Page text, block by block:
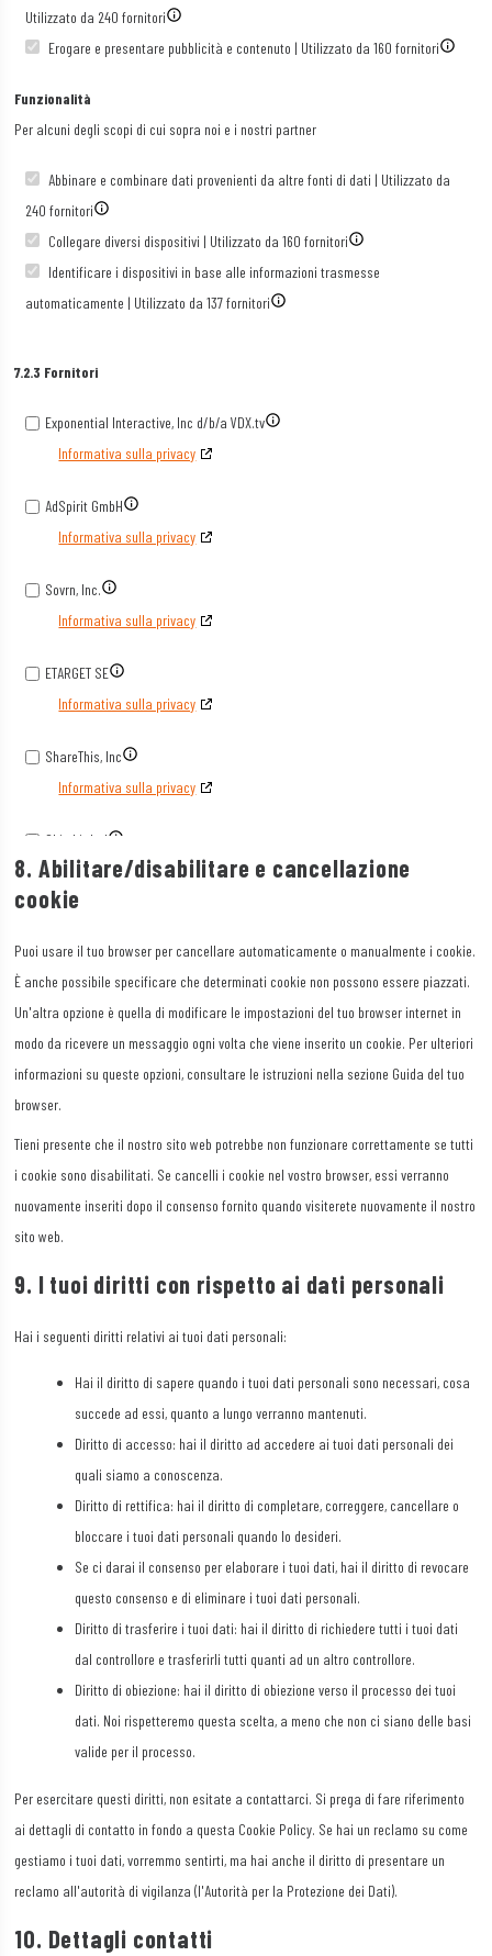
Utilizzato da 240 fornitori
Erogare e presentare pubblicità e contenuto | Utilizzato da 160 fornitori
Funzionalità
Per alcuni degli scopi di cui sopra noi e i nostri partner
Abbinare e combinare dati provenienti da altre fonti di dati | Utilizzato da
240 fornitori
Collegare diversi dispositivi | Utilizzato da 160 fornitori
Identificare i dispositivi in base alle informazioni trasmesse
automaticamente | Utilizzato da 137 fornitori
7.2.3 Fornitori
Exponential Interactive, Inc d/b/a VDX.tv
Informativa sulla privacy
AdSpirit GmbH
Informativa sulla privacy
Sovrn, Inc.
Informativa sulla privacy
ETARGET SE
Informativa sulla privacy
ShareThis, Inc
Informativa sulla privacy
Skimbit Ltd
Informativa sulla privacy
Informativa sulla privacy
Confiant Inc.
Informativa sulla privacy
Rakuten Marketing LLC
Informativa sulla privacy
Informativa sulla privacy
M32 Connect Inc
Comscore B.V.
Informativa sulla privacy
PulsePoint, Inc.
Informativa sulla privacy
Genius Sports UK Limited
Informativa sulla privacy
SCOPE3 SAS
LiveRamp
Informativa sulla privacy
8. Abilitare/disabilitare e cancellazione
cookie
Puoi usare il tuo browser per cancellare automaticamente o manualmente i cookie.
È anche possibile specificare che determinati cookie non possono essere piazzati.
Un'altra opzione è quella di modificare le impostazioni del tuo browser internet in
modo da ricevere un messaggio ogni volta che viene inserito un cookie. Per ulteriori
informazioni su queste opzioni, consultare le istruzioni nella sezione Guida del tuo
browser.
Tieni presente che il nostro sito web potrebbe non funzionare correttamente se tutti
i cookie sono disabilitati. Se cancelli i cookie nel vostro browser, essi verranno
nuovamente inseriti dopo il consenso fornito quando visiterete nuovamente il nostro
sito web.
9. I tuoi diritti con rispetto ai dati personali
Hai i seguenti diritti relativi ai tuoi dati personali:
Hai il diritto di sapere quando i tuoi dati personali sono necessari, cosa
succede ad essi, quanto a lungo verranno mantenuti.
Diritto di accesso: hai il diritto ad accedere ai tuoi dati personali dei
quali siamo a conoscenza.
Diritto di rettifica: hai il diritto di completare, correggere, cancellare o
bloccare i tuoi dati personali quando lo desideri.
Se ci darai il consenso per elaborare i tuoi dati, hai il diritto di revocare
questo consenso e di eliminare i tuoi dati personali.
Diritto di trasferire i tuoi dati: hai il diritto di richiedere tutti i tuoi dati
dal controllore e trasferirli tutti quanti ad un altro controllore.
Diritto di obiezione: hai il diritto di obiezione verso il processo dei tuoi
dati. Noi rispetteremo questa scelta, a meno che non ci siano delle basi
valide per il processo.
Per esercitare questi diritti, non esitate a contattarci. Si prega di fare riferimento
ai dettagli di contatto in fondo a questa Cookie Policy. Se hai un reclamo su come
gestiamo i tuoi dati, vorremmo sentirti, ma hai anche il diritto di presentare un
reclamo all'autorità di vigilanza (l'Autorità per la Protezione dei Dati).
10. Dettagli contatti